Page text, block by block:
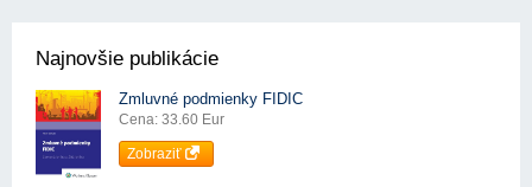
Najnovšie publikácie
Zmluvné podmienky FIDIC
Cena: 33.60 Eur
Zobraziť